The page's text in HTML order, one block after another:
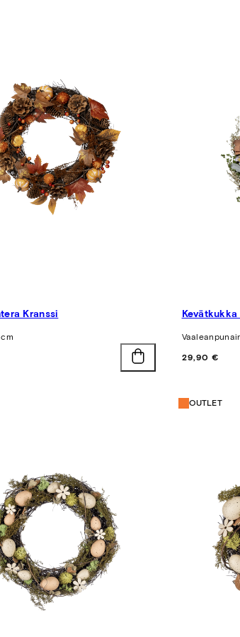
Kranssi Kevätkukka
Hinta
29,90 €
OUTLET